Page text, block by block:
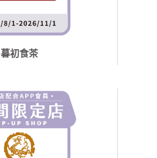
暮初食茶